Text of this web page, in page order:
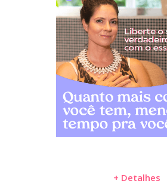
+ Detalhes